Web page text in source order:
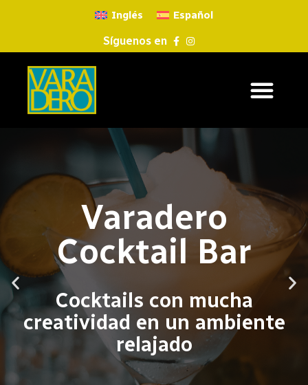
Inglés Español
Síguenos en